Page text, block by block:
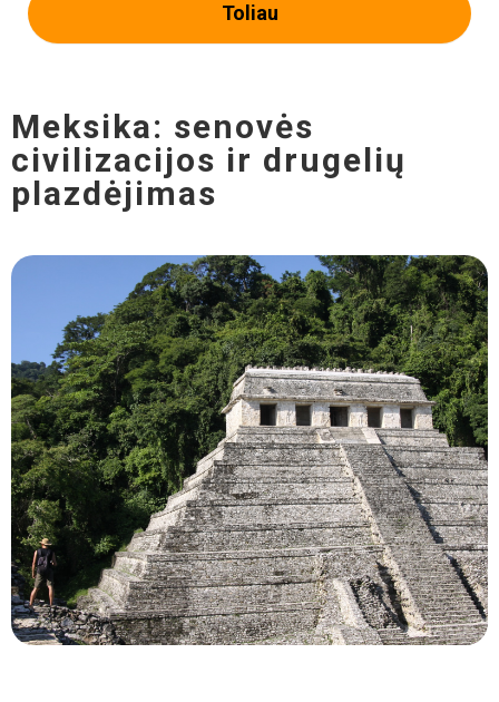
Toliau
Meksika: senovės
civilizacijos ir drugelių
plazdėjimas